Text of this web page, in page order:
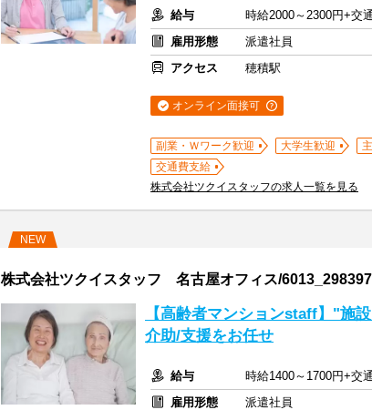
給与
時給2000～2300円+交
雇用形態
派遣社員
アクセス
穂積駅
オンライン面接可
副業・Ｗワーク歓迎 大学生歓迎
交通費支給
株式会社ツクイスタッフの求人一覧を見る
NEW
株式会社ツクイスタッフ 名古屋オフィス/6013_298397
【高齢者マンションstaff】"施
介助/支援をお任せ
給与
時給1400～1700円+交
雇用形態
派遣社員